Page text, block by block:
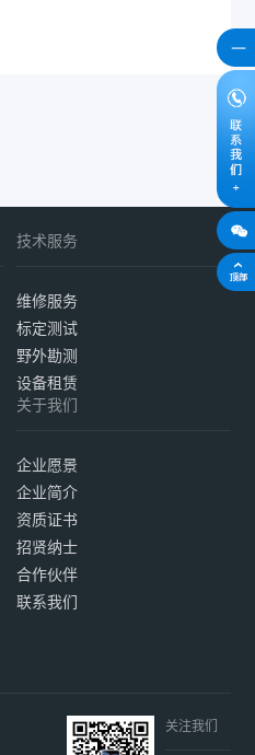
技术服务
维修服务
标定测试
野外勘测
设备租赁
关于我们
企业愿景
企业简介
资质证书
招贤纳士
合作伙伴
联系我们
关注我们